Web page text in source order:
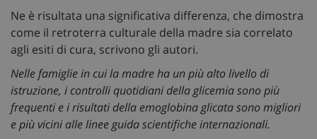
Ne è risultata una significativa differenza, che dimostra
come il retroterra culturale della madre sia correlato
agli esiti di cura, scrivono gli autori.
Nelle famiglie in cui la madre ha un più alto livello di
istruzione, i controlli quotidiani della glicemia sono più
frequenti e i risultati della emoglobina glicata sono migliori
e più vicini alle linee guida scientifiche internazionali.